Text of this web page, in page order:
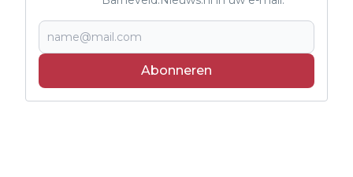
Abonneren